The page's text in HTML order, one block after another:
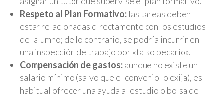
Respeto al Plan Formativo: las tareas deben
estar relacionadas directamente con los estudios
del alumno; de lo contrario, se podría incurrir en
una inspección de trabajo por «falso becario».
Compensación de gastos:aunque no existe un
salario mínimo (salvo que el convenio lo exija), es
habitual ofrecer una ayuda al estudio o bolsa de